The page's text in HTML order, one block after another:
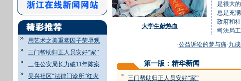
用艺术之美重塑囚子荣辱观
三门帮助归正人员安好“家”
三任公安局长力破11年陈案
吴兴社区“法律门诊所”红火
大学生献热血
是很大
总是充
政府和
司法局
公益诉讼的梦与痛·九成
第一版：精华新闻
= 三门帮助归正人员安好“家”